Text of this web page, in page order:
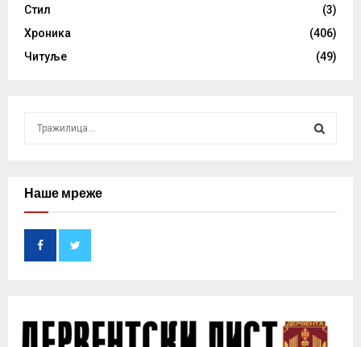
Стил
(3)
Хроника
(406)
Читуље
(49)
c
H
Наше мреже